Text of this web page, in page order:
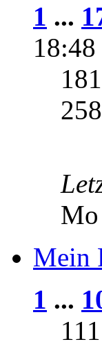
1 ...
18:48
Mein
1 ...